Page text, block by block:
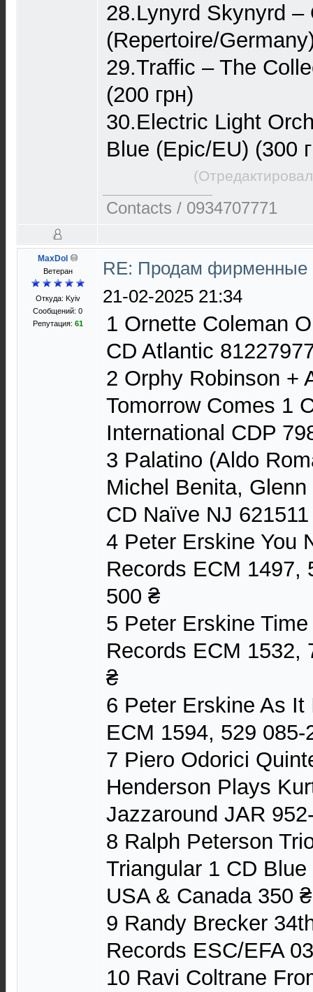
28.Lynyrd Skynyrd –
(Repertoire/
29.Traffic – The
(200 грн)
30.Electric Light
Blue (Epic/EU) (300
Contacts / 0934707771
MaxDol
Ветеран
Откуда: Kyiv
Сообщений: 0
Репутация: 61
RE: Продам фирменные
21-02-2025 21:34
1 Ornette Coleman
CD Atlantic
2 Orphy Robinson +
Tomorrow Comes 1
International CDP
3 Palatino (Aldo
Michel Benita,
CD Naïve NJ
4 Peter Erskine You
Records ECM 1497,
500 ₴
5 Peter Erskine
Records ECM 1532,
₴
6 Peter Erskine As
ECM 1594, 529
7 Piero Odorici
Henderson Plays
Jazzaround JAR
8 Ralph Peterson
Triangular 1 CD
USA & Canada 350 ₴
9 Randy Brecker
Records ESC/EFA
10 Ravi Coltrane